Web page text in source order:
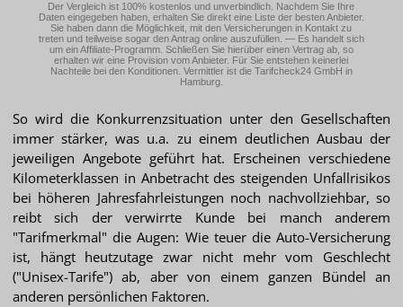
Der Vergleich ist 100% kostenlos und unverbindlich. Nachdem Sie Ihre
Daten eingegeben haben, erhalten Sie direkt eine Liste der besten Anbieter.
Sie haben dann die Möglichkeit, mit den Versicherungen in Kontakt zu
treten und teilweise sogar den Antrag online auszufüllen. — Es handelt sich
um ein Affiliate-Programm. Schließen Sie hierüber einen Vertrag ab, so
erhalten wir eine Provision vom Anbieter. Für Sie entstehen keinerlei
Nachteile bei den Konditionen. Vermittler ist die Tarifcheck24 GmbH in
Hamburg.
So wird die Konkurrenzsituation unter den Gesellschaften
immer stärker, was u.a. zu einem deutlichen Ausbau der
jeweiligen Angebote geführt hat. Erscheinen verschiedene
Kilometerklassen in Anbetracht des steigenden Unfallrisikos
bei höheren Jahresfahrleistungen noch nachvollziehbar, so
reibt sich der verwirrte Kunde bei manch anderem
"Tarifmerkmal" die Augen: Wie teuer die Auto-Versicherung
ist, hängt heutzutage zwar nicht mehr vom Geschlecht
("Unisex-Tarife") ab, aber von einem ganzen Bündel an
anderen persönlichen Faktoren.